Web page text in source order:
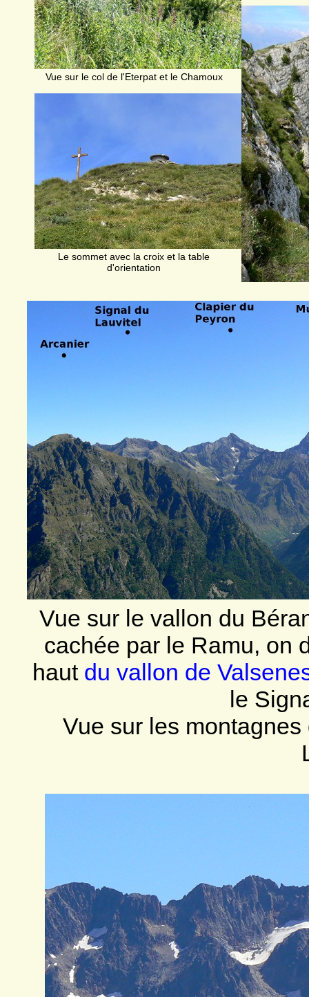
Vue sur le col de l'Eterpat et le Chamoux
Le sommet avec la croix et la table
d'orientation
Vue sur le vallon du
cachée par le Ramu, on
haut du vallon de
le
Vue sur les